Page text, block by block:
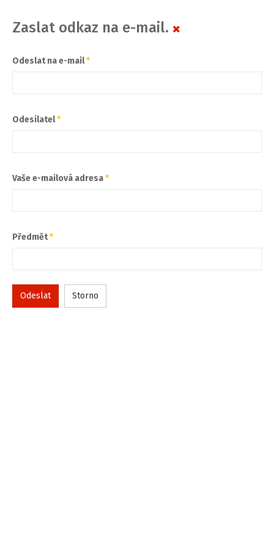
Zaslat odkaz na e-mail.
Odeslat na e-mail*
Odesilatel*
Vaše e-mailová adresa*
Předmět*
Odeslat Storno